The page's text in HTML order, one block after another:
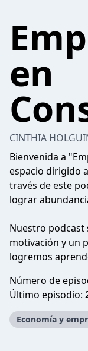
en
CINTHIA
Bienvenida a
espacio dirigido
través de este
lograr
Nuestro podcast
motivación y un
logremos
Número de
Último episodio:
Economía y